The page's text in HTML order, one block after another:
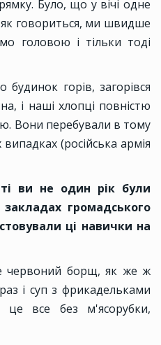
Було, що у вічі одне
говориться, ми швидше
головою і тільки тоді
горів, загорівся
і наші хлопці повністю
Вони перебували в тому
(російська армія
ви не один рік були
громадського
ці навички на
червоний борщ, як же ж
і суп з фрикадельками
це все без м'ясорубки,